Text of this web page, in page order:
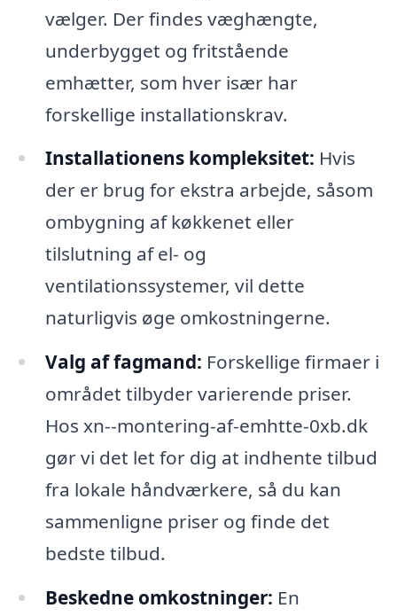
vælger. Der findes væghængte,
underbygget og fritstående
emhætter, som hver især har
forskellige installationskrav.
Installationens kompleksitet: Hvis
der er brug for ekstra arbejde, såsom
ombygning af køkkenet eller
tilslutning af el- og
ventilationssystemer, vil dette
naturligvis øge omkostningerne.
Valg af fagmand: Forskellige firmaer i
området tilbyder varierende priser.
Hos xn--montering-af-emhtte-0xb.dk
gør vi det let for dig at indhente tilbud
fra lokale håndværkere, så du kan
sammenligne priser og finde det
bedste tilbud.
Beskedne omkostninger: En